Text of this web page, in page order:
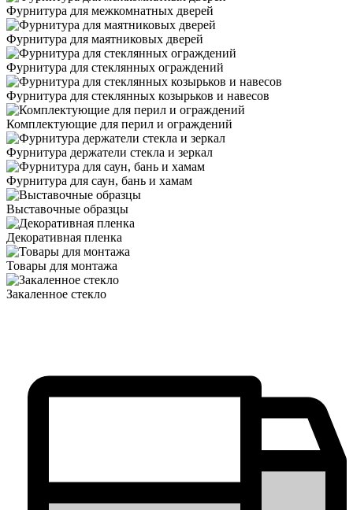
Фурнитура для межкомнатных дверей
Фурнитура для маятниковых дверей
Фурнитура для стеклянных ограждений
Фурнитура для стеклянных козырьков и навесов
Комплектующие для перил и ограждений
Фурнитура держатели стекла и зеркал
Фурнитура для саун, бань и хамам
Выставочные образцы
Декоративная пленка
Товары для монтажа
Закаленное стекло